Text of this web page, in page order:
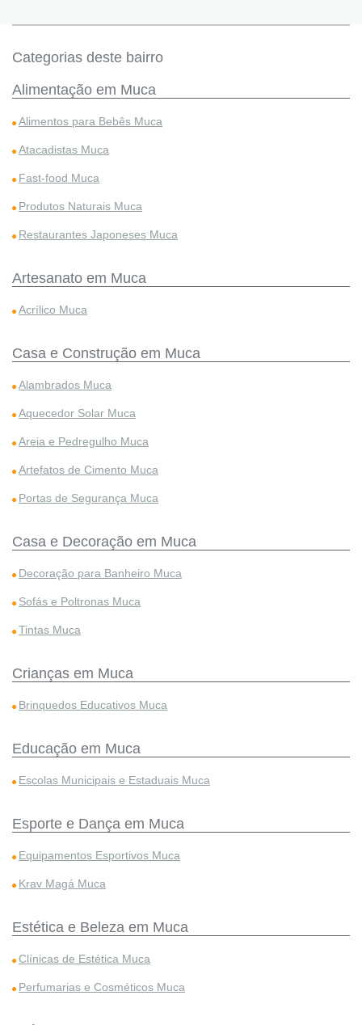
Categorias deste bairro
Alimentação em Muca
Alimentos para Bebês Muca
Atacadistas Muca
Fast-food Muca
Produtos Naturais Muca
Restaurantes Japoneses Muca
Artesanato em Muca
Acrílico Muca
Casa e Construção em Muca
Alambrados Muca
Aquecedor Solar Muca
Areia e Pedregulho Muca
Artefatos de Cimento Muca
Portas de Segurança Muca
Casa e Decoração em Muca
Decoração para Banheiro Muca
Sofás e Poltronas Muca
Tintas Muca
Crianças em Muca
Brinquedos Educativos Muca
Educação em Muca
Escolas Municipais e Estaduais Muca
Esporte e Dança em Muca
Equipamentos Esportivos Muca
Krav Magá Muca
Estética e Beleza em Muca
Clínicas de Estética Muca
Perfumarias e Cosméticos Muca